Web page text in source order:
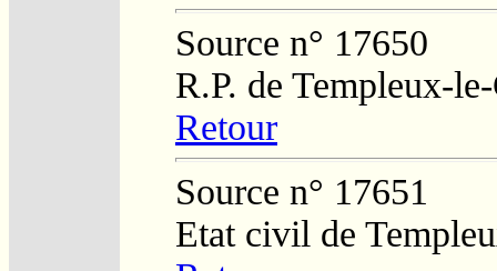
Source n° 17650
R.P. de Templeux-
Retour
Source n° 17651
Etat civil de